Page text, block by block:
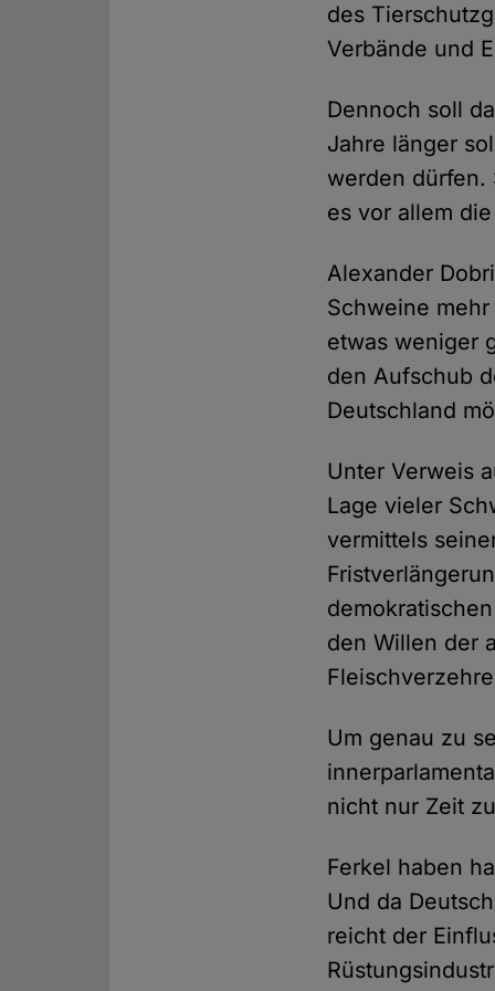
des
Verbände und
Dennoch soll
Jahre länger
werden dürfen.
es vor allem
Alexander
Schweine
etwas weniger
den Aufschub
Deutschland
Unter Verweis
Lage vieler
vermittels
den Willen der
Um genau zu
nicht nur Zeit
Ferkel haben
Und da
reicht der